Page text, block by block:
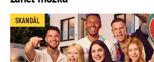
SKANDÁL